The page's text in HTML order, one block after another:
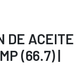
DE ACEITE
(66.7) |